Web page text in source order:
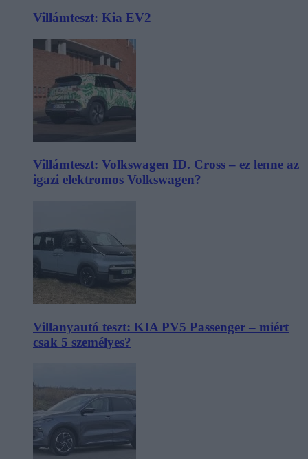
Villámteszt: Kia EV2
Villámteszt: Volkswagen ID. Cross – ez lenne az
igazi elektromos Volkswagen?
Villanyautó teszt: KIA PV5 Passenger – miért
csak 5 személyes?